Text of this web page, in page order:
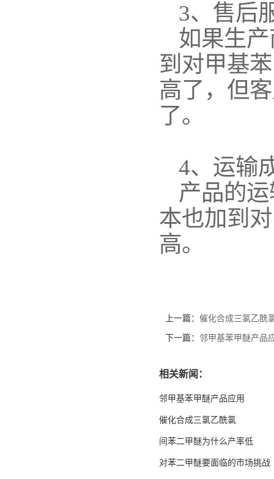
3、售后
如果生
到对甲基
高了，但
了。
4、运输
产品的
本也加到
高。
上一篇： 催化合成三氯乙酰
下一篇： 邻甲基苯甲醚产品
相关新闻：
邻甲基苯甲醚产品应用
催化合成三氯乙酰氯
间苯二甲醚为什么产率低
对苯二甲醚要面临的市场挑战